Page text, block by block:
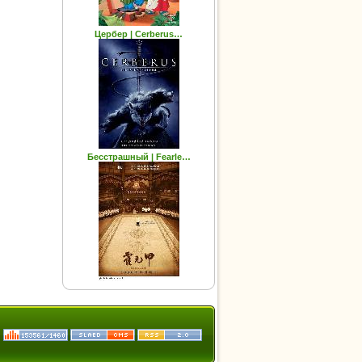
Цербер | Cerberus…
Бесстрашный | Fearle…